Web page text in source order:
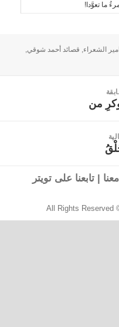
ما تعوَّدا!
امير الشعراء, قصائد أحمد شوقي,
من
|تابعنا على تويتر
All Rights Reserved